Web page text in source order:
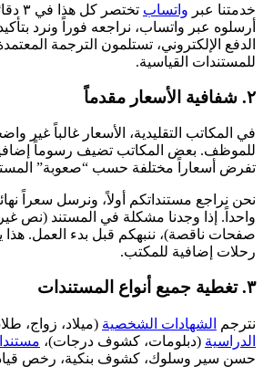
خدمتنا عبر واتساب
أرسلوه عبر واتساب، نراجعه فوراً ونرد
الدفع الإلكتروني، تستلمون الترجمة
للمستندات القياسية.
٢. شفافية الأسعار مقدماً
في المكاتب التقليدية، الأسعار غالباً غير
للموظف. بعض المكاتب تضيف رسوماً إضافية
تفرض أسعاراً مختلفة حسب “صعوبة”
نحن نراجع مستنداتكم أولاً، ونرسل سعراً
واحداً. إذا وجدنا مشكلة في المستند (نص
صفحات ناقصة)، ننبهكم قبل بدء العمل. هذا
رحلات إضافية للمكتب.
٣. تغطية جميع أنواع المستندات
نترجم الشهادات الشخصية (ميلاد، زواج،
الدراسية (دبلومات، كشوف درجات)،
حسن سير وسلوك، كشوف بنكية، رخص